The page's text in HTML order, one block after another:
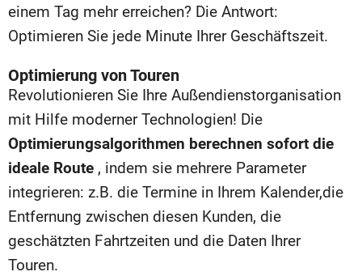
einem Tag mehr erreichen? Die Antwort:
Optimieren Sie jede Minute Ihrer Geschäftszeit.
Optimierung von Touren
Revolutionieren Sie Ihre Außendienstorganisation
mit Hilfe moderner Technologien! Die
Optimierungsalgorithmen berechnen sofort die
ideale Route , indem sie mehrere Parameter
integrieren: z.B. die Termine in Ihrem Kalender,die
Entfernung zwischen diesen Kunden, die
geschätzten Fahrtzeiten und die Daten Ihrer
Touren.